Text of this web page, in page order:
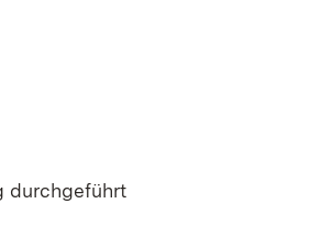
durchgeführt